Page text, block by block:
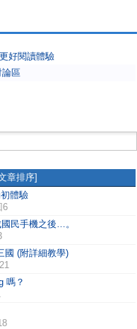
好閱讀體驗
論區
章排序]
體驗
6
民手機之後…。
國 (附詳細教學)
嗎？